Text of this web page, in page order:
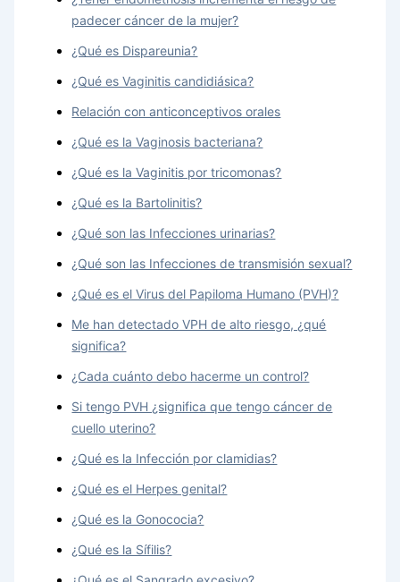
padecer cáncer de la mujer?
¿Qué es Dispareunia?
¿Qué es Vaginitis candidiásica?
Relación con anticonceptivos orales
¿Qué es la Vaginosis bacteriana?
¿Qué es la Vaginitis por tricomonas?
¿Qué es la Bartolinitis?
¿Qué son las Infecciones urinarias?
¿Qué son las Infecciones de transmisión sexual?
¿Qué es el Virus del Papiloma Humano (PVH)?
Me han detectado VPH de alto riesgo, ¿qué
significa?
¿Cada cuánto debo hacerme un control?
Si tengo PVH ¿significa que tengo cáncer de
cuello uterino?
¿Qué es la Infección por clamidias?
¿Qué es el Herpes genital?
¿Qué es la Gonococia?
¿Qué es la Sífilis?